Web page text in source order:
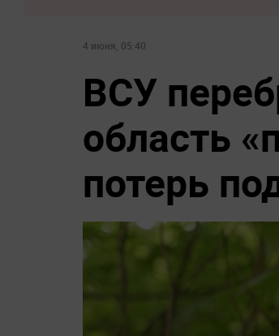
4 июня, 05:40
ВСУ
область
потерь